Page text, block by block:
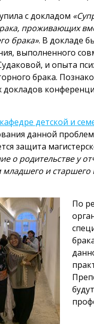
с докладом
проживающих
брака». В докладе
выполненного
и опыта
брака.
докладов
кафедре детской и
данной
защита
о родительстве у
и старшего
По